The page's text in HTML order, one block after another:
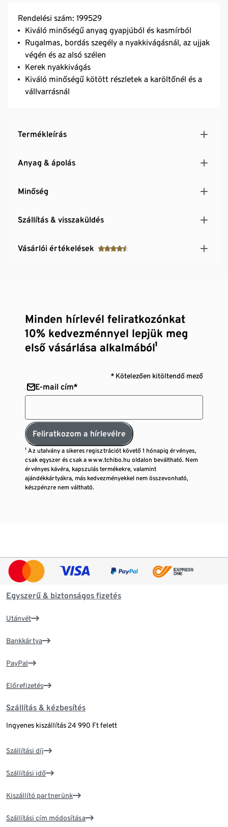
Rendelési szám: 199529
Kiváló minőségű anyag gyapjúból és kasmírból
Rugalmas, bordás szegély a nyakkivágásnál, az ujjak
végén és az alsó szélen
Kerek nyakkivágás
Kiváló minőségű kötött részletek a karöltőnél és a
vállvarrásnál
Termékleírás
Anyag & ápolás
Minőség
Szállítás & visszaküldés
Vásárlói értékelések
Minden hírlevél feliratkozónkat
10% kedvezménnyel lepjük meg
első vásárlása alkalmából¹
* Kötelezően kitöltendő mező
E-mail cím*
Feliratkozom a hírlevélre
¹ Az utalvány a sikeres regisztrációt követő 1 hónapig érvényes,
csak egyszer és csak a www.tchibo.hu oldalon beváltható. Nem
érvényes kávéra, kapszulás termékekre, valamint
ajándékkártyákra, más kedvezményekkel nem összevonható,
készpénzre nem váltható.
Egyszerű & biztonságos fizetés
Utánvét
Bankkártya
PayPal
Előrefizetés
Szállítás & kézbesítés
Ingyenes kiszállítás 24 990 Ft felett
Szállítási díj
Szállítási idő
Kiszállító partnerünk
Szállítási cím módosítása